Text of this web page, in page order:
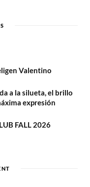
Valentino
a la silueta, el brillo
expresión
FALL 2026